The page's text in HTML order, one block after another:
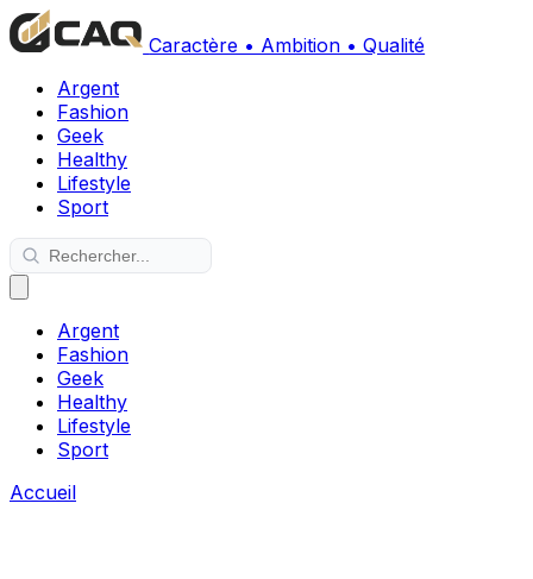
Caractère • Ambition • Qualité
Argent
Fashion
Geek
Healthy
Lifestyle
Sport
Argent
Fashion
Geek
Healthy
Lifestyle
Sport
Accueil